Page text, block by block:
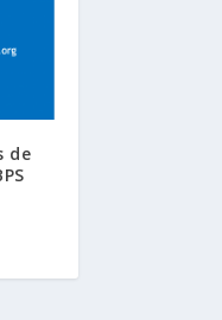
de